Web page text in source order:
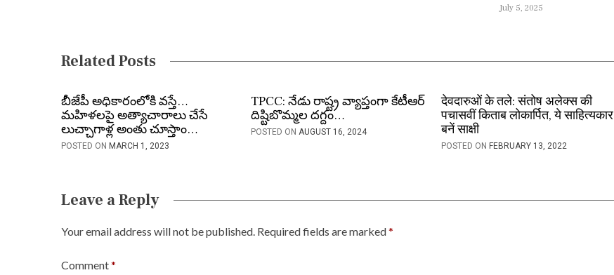
a
i
o
July 5, 2025
Related Posts
బీజేపీ అధికారంలోకి వస్తే…
మహిళలపై అత్యాచారాలు చేసే
లుచ్చాగాళ్ల అంతు చూస్తాం…
POSTED ON MARCH 1, 2023
TPCC: నేడు రాష్ట్ర వ్యాప్తంగా కేటీఆర్
దిష్టిబొమ్మల దగ్దం…
POSTED ON AUGUST 16, 2024
देवदारुओं के तले: संतोष अलेक्‍स की
पचासवीं किताब लोकार्पित, ये साहित्यकार
बनें साक्षी
POSTED ON FEBRUARY 13, 2022
Leave a Reply
Your email address will not be published. Required fields are marked*
Comment*